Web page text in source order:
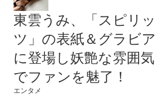
東雲うみ、「スピリッ
ツ」の表紙＆グラビア
に登場し妖艶な雰囲気
でファンを魅了！
エンタメ